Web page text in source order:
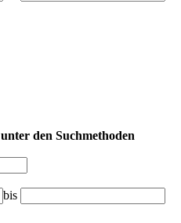
den Suchmethoden
bis